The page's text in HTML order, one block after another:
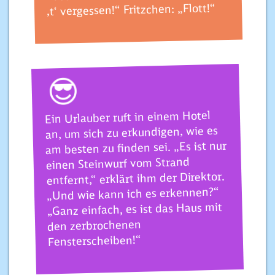
‚t‘ vergessen!“ Fritzchen: „Flott!“
😎
Ein Urlauber ruft in einem Hotel
an, um sich zu erkundigen, wie es
am besten zu finden sei. „Es ist nur
einen Steinwurf vom Strand
entfernt,“ erklärt ihm der Direktor.
„Und wie kann ich es erkennen?“
„Ganz einfach, es ist das Haus mit
den zerbrochenen
Fensterscheiben!“